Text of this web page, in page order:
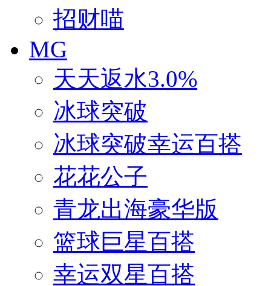
招财喵
MG
天天返水3.0%
冰球突破
冰球突破幸运百搭
花花公子
青龙出海豪华版
篮球巨星百搭
幸运双星百搭